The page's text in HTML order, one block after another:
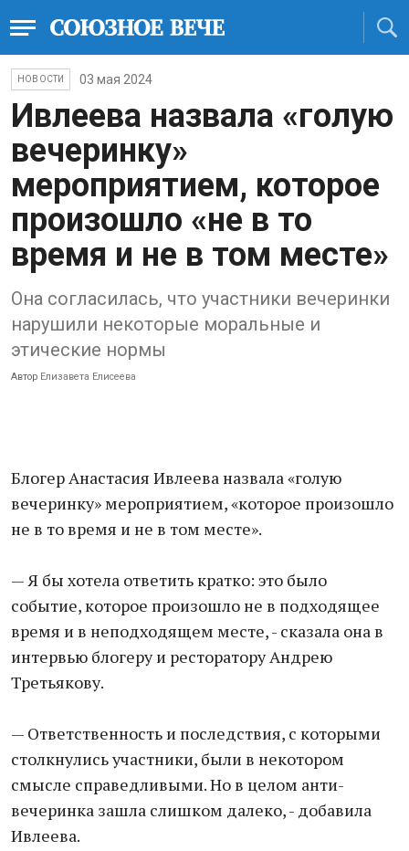
НОВОСТИ 03 мая 2024
Ивлеева назвала «голую
вечеринку»
мероприятием, которое
произошло «не в то
время и не в том месте»
Она согласилась, что участники вечеринки
нарушили некоторые моральные и
этические нормы
Автор Елизавета Елисеева
Блогер Анастасия Ивлеева назвала «голую
вечеринку» мероприятием, «которое произошло
не в то время и не в том месте».
— Я бы хотела ответить кратко: это было
событие, которое произошло не в подходящее
время и в неподходящем месте, - сказала она в
интервью блогеру и ресторатору Андрею
Третьякову.
— Ответственность и последствия, с которыми
столкнулись участники, были в некотором
смысле справедливыми. Но в целом анти-
вечеринка зашла слишком далеко, - добавила
Ивлеева.